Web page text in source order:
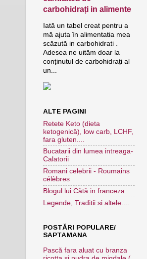
carbohidrați in alimente
Iată un tabel creat pentru a
mă ajuta în alimentatia mea
scăzută in carbohidrati .
Adesea ne uităm doar la
conținutul de carbohidrați al
un...
ALTE PAGINI
Retete Keto (dieta
ketogenică), low carb, LCHF,
fara gluten....
Bucatarii din lumea intreaga-
Calatorii
Romani celebrii - Roumains
célèbres
Blogul lui Cătă in franceza
Legende, Traditii si altele....
POSTĂRI POPULARE/
SAPTAMANA
Pască fara aluat cu branza